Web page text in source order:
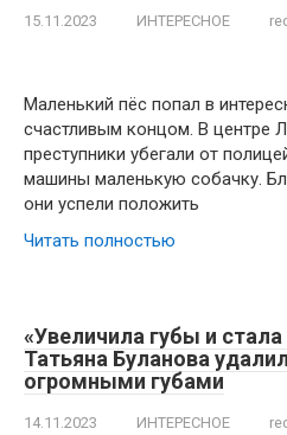
15.11.2023 ИНТЕРЕСНОЕ
Маленький пёс попал в
счастливым концом. В центре
преступники убегали от
машины маленькую собачку.
они успели положить
Читать полностью
«Увеличила губы и
Татьяна Буланова
огромными губами
14.11.2023 ИНТЕРЕСНОЕ